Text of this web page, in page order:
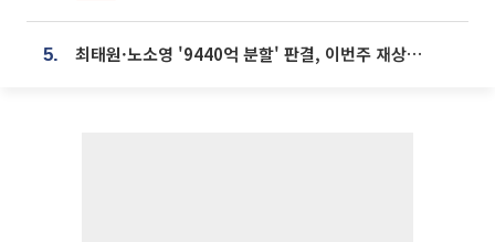
5. 최태원·노소영 '9440억 분할' 판결, 이번주 재상고 여부 주목